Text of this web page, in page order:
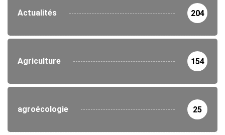
Actualités 204
Agriculture 154
agroécologie 25